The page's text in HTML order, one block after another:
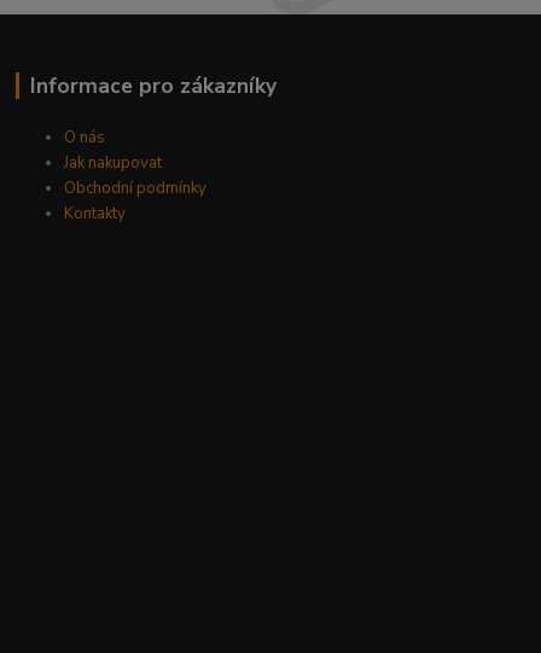
Informace pro zákazníky
O nás
Jak nakupovat
Obchodní podmínky
Kontakty